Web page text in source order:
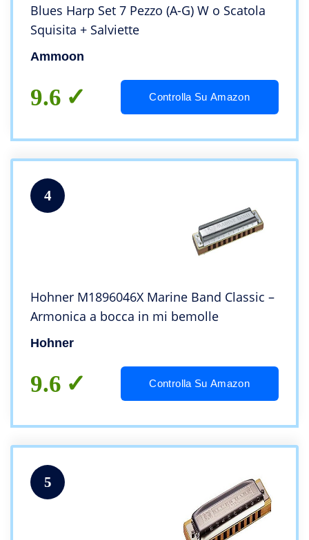
Blues Harp Set 7 Pezzo (A-G) W o Scatola
Squisita + Salviette
Ammoon
9.6 Controlla Su Amazon
4
Hohner M1896046X Marine Band Classic –
Armonica a bocca in mi bemolle
Hohner
9.6 Controlla Su Amazon
5